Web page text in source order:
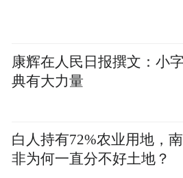
晶瑞（湖北）微电子材料有
天然气9700多亿立方米
吨、卤水1000亿立方米
康辉在人民日报撰文：小
典有大力量
白人持有72%农业用地，南
非为何一直分不好土地？